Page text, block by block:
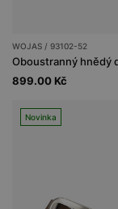
WOJAS / 93102-52
899.00 Kč
Novinka